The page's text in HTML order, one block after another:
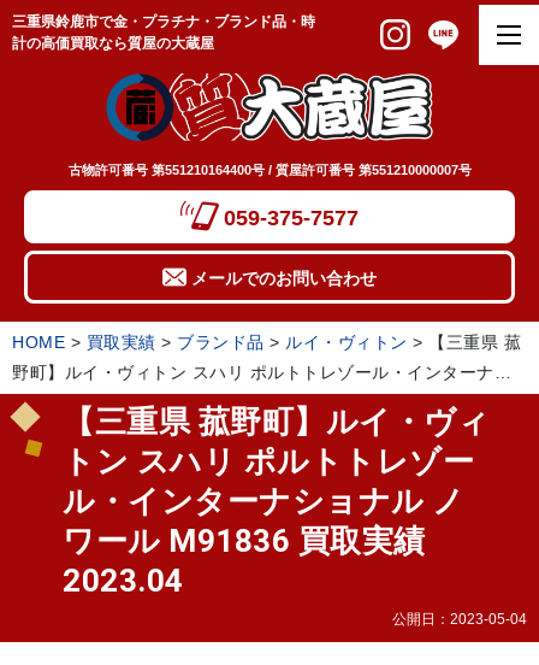
三重県鈴鹿市で金・プラチナ・ブランド品・時
計の高価買取なら質屋の大蔵屋
古物許可番号 第551210164400号 / 質屋許可番号 第551210000007号
059-375-7577
メールでのお問い合わせ
HOME > 買取実績 > ブランド品 > ルイ・ヴィトン >
【三重県 菰
野町】ルイ・ヴィトン スハリ ポルトトレゾール・インターナシ
ョナル ノワール M91836 買取実績 2023.04
【三重県 菰野町】ルイ・ヴィ
トン スハリ ポルトトレゾー
ル・インターナショナル ノ
ワール M91836 買取実績
2023.04
公開日： 2023-05-04